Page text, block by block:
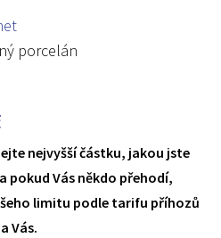
porcelán
nejvyšší částku, jakou jste
Vás někdo přehodí,
limitu podle tarifu příhozů
Vás.